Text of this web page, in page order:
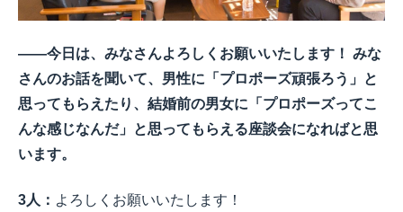
――今日は、みなさんよろしくお願いいたします！ みな
さんのお話を聞いて、男性に「プロポーズ頑張ろう」と
思ってもらえたり、結婚前の男女に「プロポーズってこ
んな感じなんだ」と思ってもらえる座談会になればと思
います。
3人： よろしくお願いいたします！